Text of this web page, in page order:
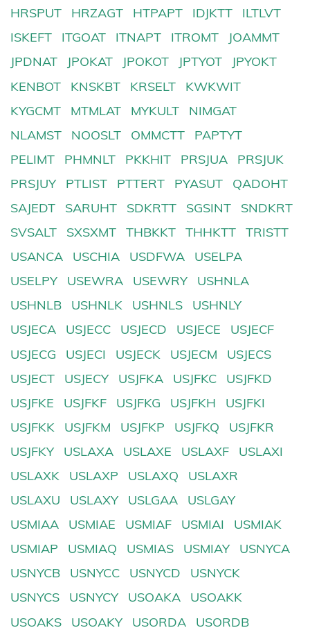
HRSPUT HRZAGT HTPAPT IDJKTT
ILTLVT
ISKEFT
ITGOAT ITNAPT ITROMT
JOAMMT
JPDNAT
JPOKAT JPOKOT JPTYOT
JPYOKT
KENBOT
KNSKBT KRSELT
KWKWIT
KYGCMT
MTMLAT MYKULT
NIMGAT
NLAMST
NOOSLT OMMCTT
PAPTYT
PELIMT
PHMNLT PKKHIT PRSJUA
PRSJUK
PRSJUY
PTLIST PTTERT PYASUT
QADOHT
SAJEDT
SARUHT SDKRTT SGSINT
SNDKRT
SVSALT
SXSXMT THBKKT THHKTT
TRISTT
USANCA
USCHIA USDFWA
USELPA
USELPY
USEWRA USEWRY
USHNLA
USHNLB
USHNLK USHNLS
USHNLY
USJECA
USJECC USJECD USJECE
USJECF
USJECG
USJECI USJECK USJECM
USJECS
USJECT
USJECY USJFKA USJFKC
USJFKD
USJFKE
USJFKF USJFKG USJFKH
USJFKI
USJFKK
USJFKM USJFKP USJFKQ
USJFKR
USJFKY
USLAXA USLAXE USLAXF
USLAXI
USLAXK
USLAXP USLAXQ
USLAXR
USLAXU
USLAXY USLGAA
USLGAY
USMIAA
USMIAE USMIAF USMIAI
USMIAK
USMIAP
USMIAQ USMIAS USMIAY
USNYCA
USNYCB
USNYCC USNYCD
USNYCK
USNYCS
USNYCY USOAKA
USOAKK
USOAKS
USOAKY USORDA
USORDB